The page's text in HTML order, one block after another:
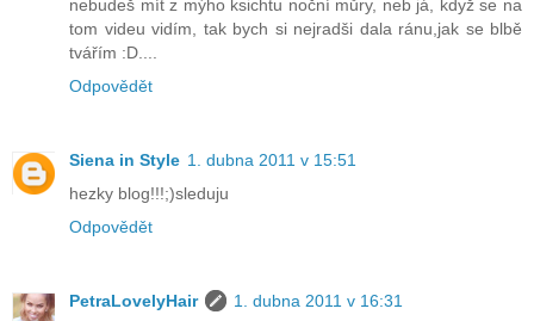
nebudeš mít z mýho ksichtu noční můry, neb já, když se na
tom videu vidím, tak bych si nejradši dala ránu,jak se blbě
tvářím :D....
Odpovědět
Siena in Style 1. dubna 2011 v 15:51
hezky blog!!!;)sleduju
Odpovědět
PetraLovelyHair
1. dubna 2011 v 16:31